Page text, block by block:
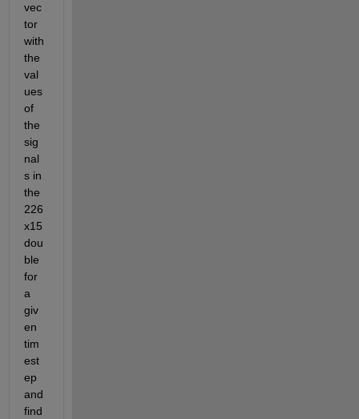
vec
tor
with
the
val
ues
of
the
sig
nal
s in
the
226
x15
dou
ble
for
a
giv
en
tim
est
ep
and
find